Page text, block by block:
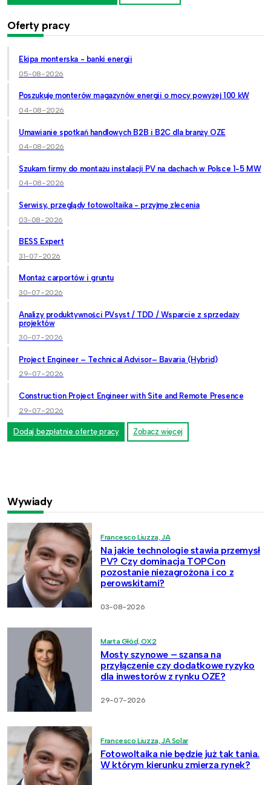
Oferty pracy
Ekipa monterska - banki energii
05-08-2026
Poszukuję monterów magazynów energii o mocy powyżej 100 kW
04-08-2026
Umawianie spotkań handlowych B2B i B2C dla branży OZE
04-08-2026
Szukam firmy do montażu instalacji PV na dachach w Polsce 1-5 MW
04-08-2026
Serwisy, przeglądy fotowoltaika - przyjmę zlecenia
03-08-2026
BESS Expert
31-07-2026
Montaż carportów i gruntu
30-07-2026
Analizy produktywności PVsyst / TDD / Wsparcie z sprzedaży
projektów
30-07-2026
Project Engineer – Technical Advisor– Bavaria (Hybrid)
29-07-2026
Construction Project Engineer with Site and Remote Presence
29-07-2026
Dodaj bezpłatnie ofertę pracy Zobacz więcej
Wywiady
Francesco Liuzza, JA
Na jakie technologie stawia przemysł
PV? Czy dominacja TOPCon
pozostanie niezagrożona i co z
perowskitami?
03-08-2026
Marta Głód, OX2
Mosty szynowe – szansa na
przyłączenie czy dodatkowe ryzyko
dla inwestorów z rynku OZE?
29-07-2026
Francesco Liuzza, JA Solar
Fotowoltaika nie będzie już tak tania.
W którym kierunku zmierza rynek?